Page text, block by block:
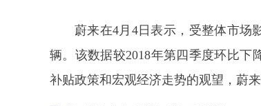
蔚来在4月4日表示，受整体市场
辆。该数据较2018年第四季度环比下
补贴政策和宏观经济走势的观望，蔚